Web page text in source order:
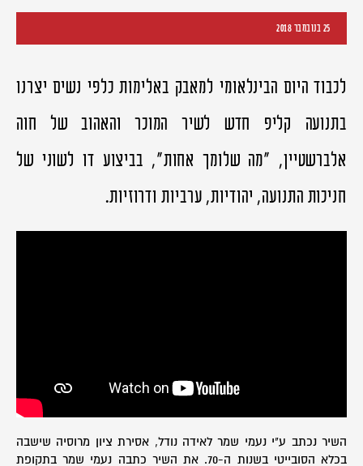
25 בנובמבר 2018
לכבוד היום הבינלאומי למאבק באלימות כלפי נשים יצרנו
בתנועה קליפ חדש לשיר המוכר והאהוב של חוה
אלברשטיין, "מה שלומך אחות", בביצוע דו לשוני של
חניכות התנועה, יהודיות, ערביות ודרוזיות.
השיר נכתב ע"י נעמי שמר לאידה נודל, אסירת ציון מרוסיה שישבה
בכלא הסובייטי בשנות ה-70. את השיר כתבה נעמי שמר בתקופת